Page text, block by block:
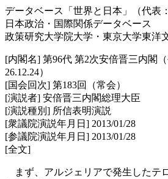
データベース「世界と日本」（代表
日本政治・国際関係データベース
政策研究大学院大学・東京大学東洋
[内閣名] 第96代 第2次安倍晋三内閣
26.12.24）
[国会回次] 第183回（常会）
[演説者] 安倍晋三内閣総理大臣
[演説種別] 所信表明演説
[衆議院演説年月日] 2013/01/28
[参議院演説年月日] 2013/01/28
[全文]
まず、アルジェリアで発生したテ